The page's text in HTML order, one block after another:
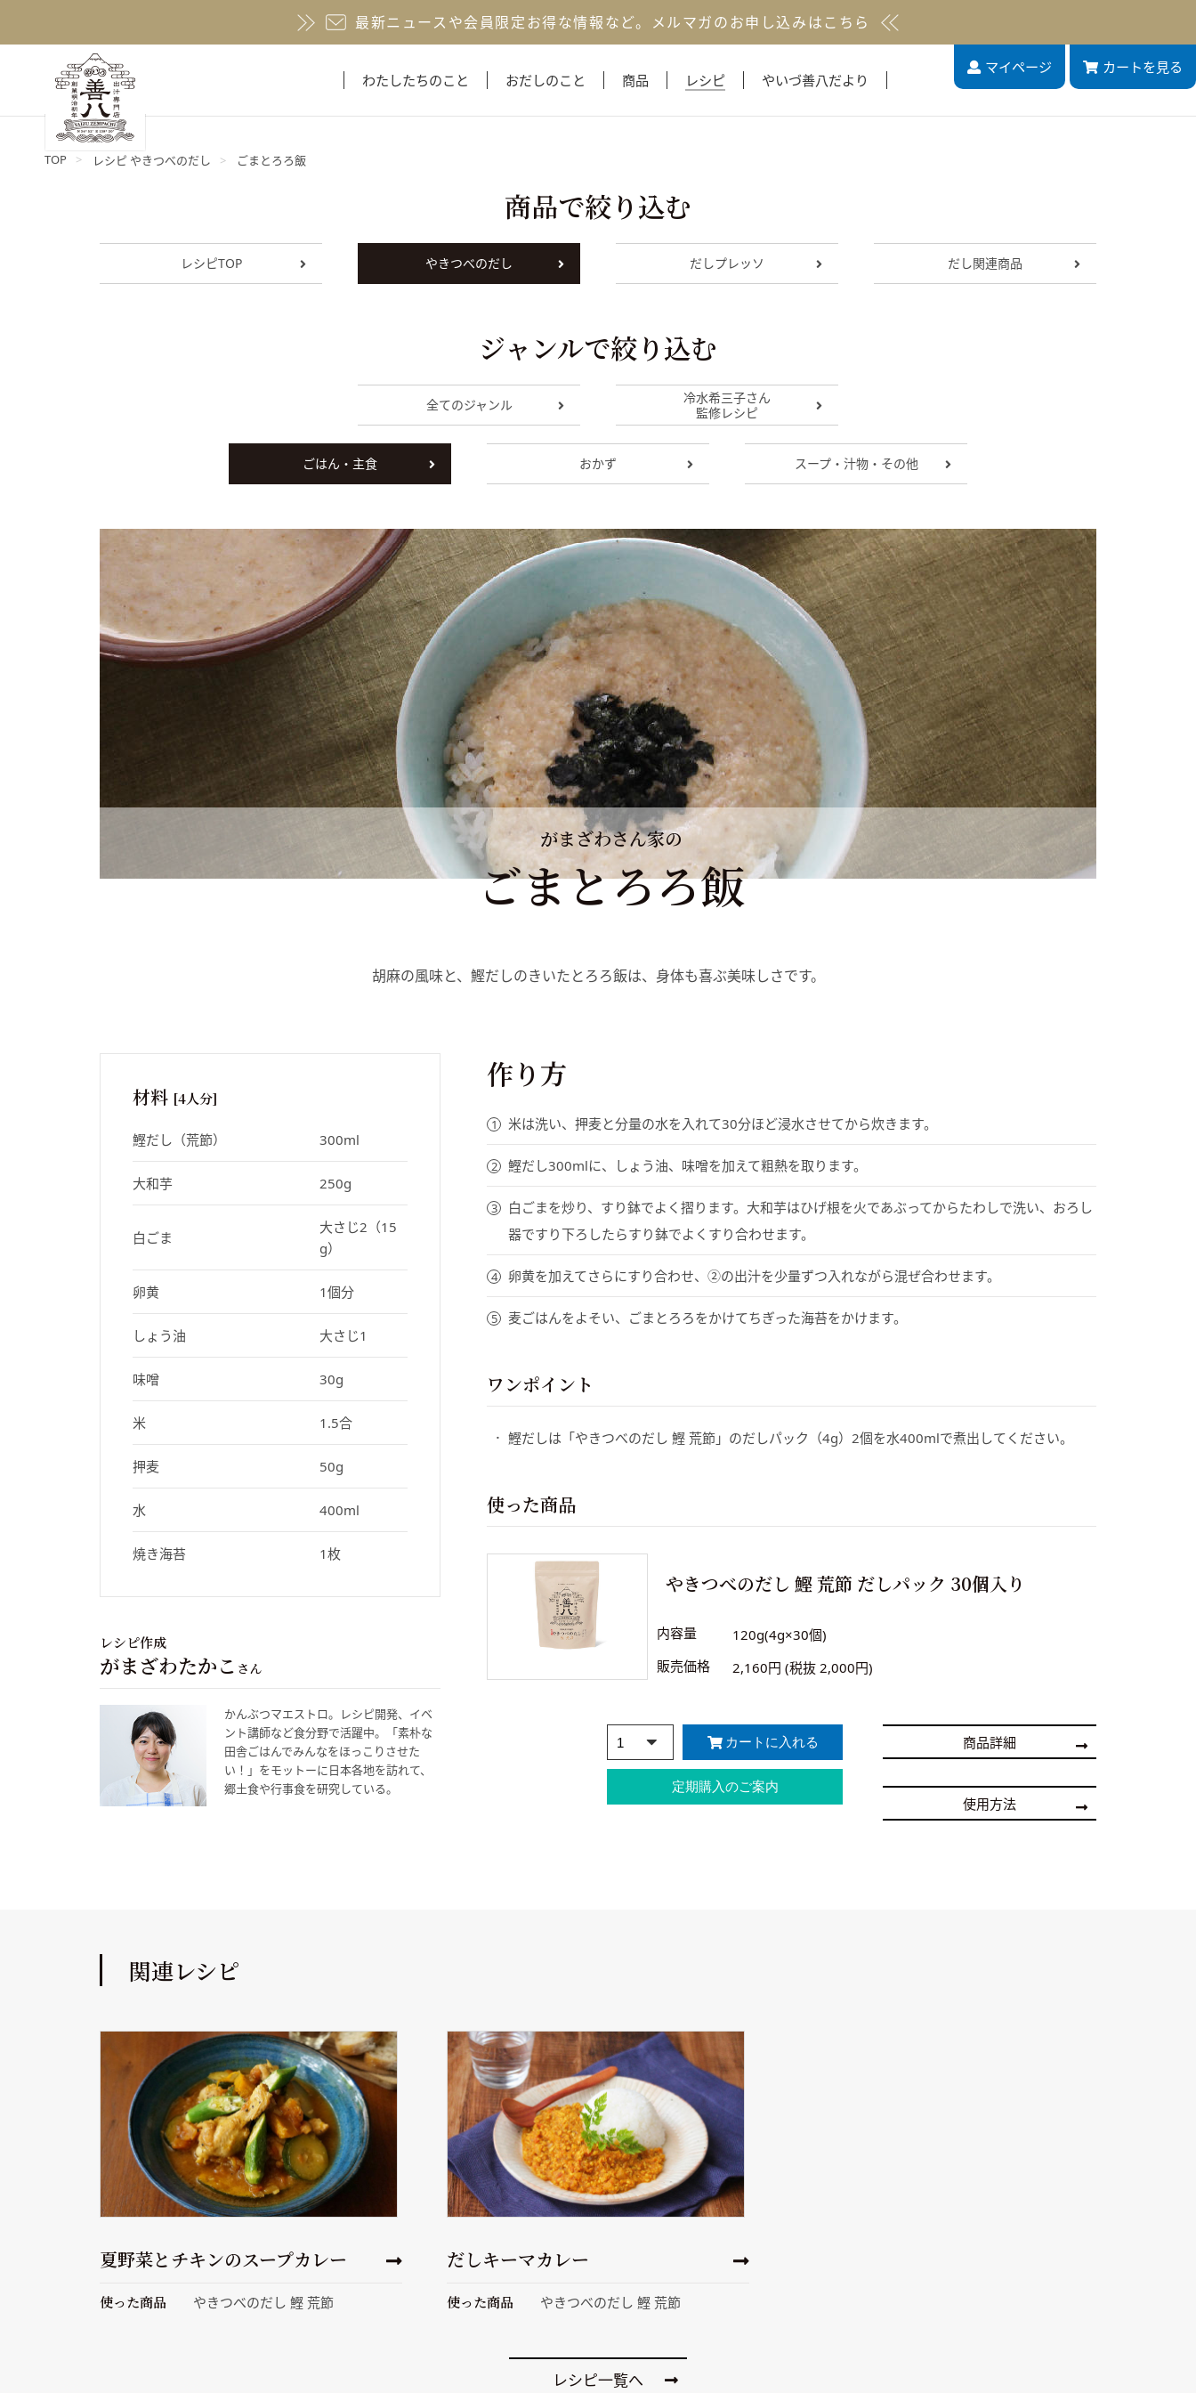
最新ニュースや会員限定お得な情報など。 メルマガのお申し込みはこちら
わたしたちのこと おだしのこと 商品 レシピ やいづ善八だより
マイページ カートを見る
TOP レシピ やきつべのだし ごまとろろ飯
商品で絞り込む
レシピTOP やきつべのだし だしプレッソ だし関連商品
ジャンルで絞り込む
全てのジャンル
冷水希三子さん
監修レシピ
ごはん・主食 おかず スープ・汁物・その他
がまざわさん家の
ごまとろろ飯
胡麻の風味と、鰹だしのきいたとろろ飯は、身体も喜ぶ美味しさです。
材料 [4人分]
鰹だし（荒節） 300ml
大和芋 250g
白ごま
大さじ2（15
g）
卵黄 1個分
しょう油 大さじ1
味噌 30g
米 1.5合
押麦 50g
水 400ml
焼き海苔 1枚
レシピ作成
がまざわたかこ さん
かんぶつマエストロ。レシピ開発、イベ
ント講師など食分野で活躍中。「素朴な
田舎ごはんでみんなをほっこりさせた
い！」をモットーに日本各地を訪れて、
郷土食や行事食を研究している。
作り方
米は洗い、押麦と分量の水を入れて30分ほど浸水させてから炊きます。
鰹だし300mlに、しょう油、味噌を加えて粗熱を取ります。
白ごまを炒り、すり鉢でよく摺ります。大和芋はひげ根を火であぶってからたわしで洗い、おろし
器ですり下ろしたらすり鉢でよくすり合わせます。
卵黄を加えてさらにすり合わせ、②の出汁を少量ずつ入れながら混ぜ合わせます。
麦ごはんをよそい、ごまとろろをかけてちぎった海苔をかけます。
ワンポイント
鰹だしは「やきつべのだし 鰹 荒節」のだしパック（4g）2個を水400mlで煮出してください。
使った商品
やきつべのだし 鰹 荒節 だしパック 30個入り
内容量
120g(4g×30個)
販売価格
2,160円 (税抜 2,000円)
商品詳細
使用方法
関連レシピ
夏野菜とチキンのスープカレー
使った商品 やきつべのだし 鰹 荒節
だしキーマカレー
使った商品 やきつべのだし 鰹 荒節
レシピ一覧へ